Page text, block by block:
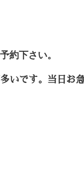
約下さい。
いです。当日お